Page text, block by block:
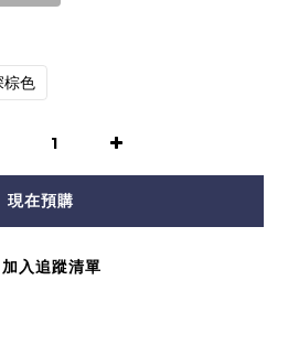
棕色
現在預購
加入追蹤清單